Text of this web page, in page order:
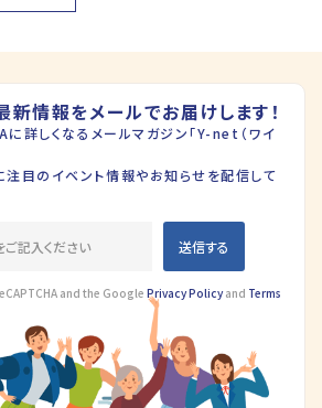
新情報をメールでお届けします！
詳しくなるメールマガジン「Y-net（ワイ
目のイベント情報やお知らせを配信して
and the Google Privacy Policyand Terms